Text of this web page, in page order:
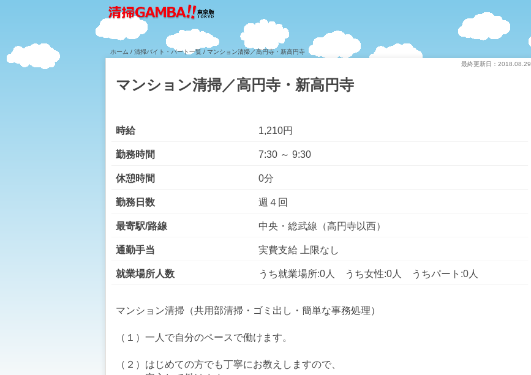
ホーム / 清掃バイト・パート一覧 / マンション清掃／高円寺・新高円寺
最終更新日：2018.08.29
マンション清掃／高円寺・新高円寺
時給 1,210円
勤務時間 7:30 ～ 9:30
休憩時間 0分
勤務日数 週４回
最寄駅/路線 中央・総武線（高円寺以西）
通勤手当 実費支給 上限なし
就業場所人数 うち就業場所:0人 うち女性:0人 うちパート:0人
マンション清掃（共用部清掃・ゴミ出し・簡単な事務処理）
（１）一人で自分のペースで働けます。
（２）はじめての方でも丁寧にお教えしますので、